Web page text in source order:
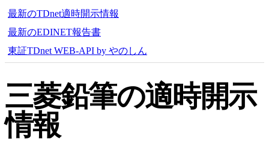
最新のTDnet適時開示情報
最新のEDINET報告書
東証TDnet WEB-API by やのしん
三菱鉛筆の適時開示
情報